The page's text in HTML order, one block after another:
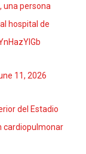
una persona
hospital de
11, 2026
del Estadio
cardiopulmonar